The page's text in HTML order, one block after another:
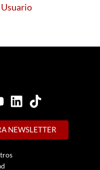
Usuario
NEWSLETTER